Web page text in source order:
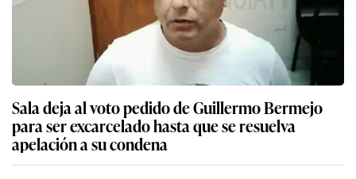
Sala deja al voto pedido de Guillermo Bermejo
para ser excarcelado hasta que se resuelva
apelación a su condena